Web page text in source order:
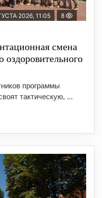
2026, 11:05 8
смена
оздоровительного
программы
тактическую, ...